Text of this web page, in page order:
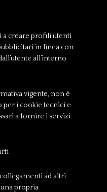
a creare profili utenti
in linea con
all’interno
vigente, non è
per i cookie tecnici e
a fornire i servizi
ad altri
propria